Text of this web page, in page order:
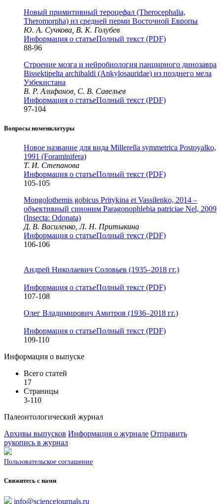
Новый примитивный тероцефал (Therocephalia,
Theromorpha) из средней перми Восточной Европы
Ю. А. Сучкова, В. К. Голубев
Информация о статьеПолный текст (PDF)
88-96
Строение мозга и нейробиология панцирного динозавра
Bissektipelta archibaldi (Ankylosauridae) из позднего мела
Узбекистана
В. Р. Алифанов, С. В. Савельев
Информация о статьеПолный текст (PDF)
97-104
Вопросы номенклатуры
Новое название для вида Millerella symmetrica Postoyalko,
1991 (Foraminifera)
Т. И. Степанова
Информация о статьеПолный текст (PDF)
105-105
Mongolothemis gobicus Pritykina et Vassilenko, 2014 –
объективный синоним Paragonophlebia patriciae Nel, 2009
(Insecta: Odonata)
Д. В. Василенко, Л. Н. Притыкина
Информация о статьеПолный текст (PDF)
106-106
Андрей Николаевич Соловьев (1935–2018 гг.)
Информация о статьеПолный текст (PDF)
107-108
Олег Владимирович Амитров (1936–2018 гг.)
Информация о статьеПолный текст (PDF)
109-110
Информация о выпуске
Всего статей
17
Страницы
3-110
Палеонтологический журнал
Архивы выпусков Информация о журнале Отправить
рукопись в журнал
Пользовательское соглашение
Свяжитесь с нами
info@sciencejournals.ru